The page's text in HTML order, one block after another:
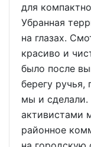
для
Убранная
на глазах.
красиво и
было после
берегу ручья,
мы и сделали.
активистами
районное